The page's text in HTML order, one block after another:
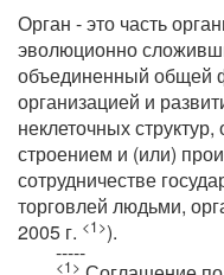
Орган - это часть
эволюционно
объединенный общей
организацией и
неклеточных
строением и (или)
сотрудничестве
торговлей людьми,
2005 г. <1>).
-----
<1>